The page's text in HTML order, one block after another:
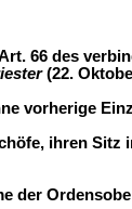
66 des
(22.
vorherige
ihren Sitz
der